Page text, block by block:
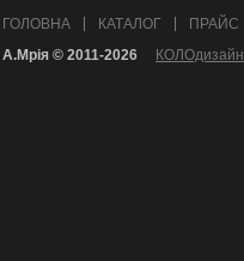
ГОЛОВНА КАТАЛОГ ПРАЙС
А.Mрія © 2011-2026 КОЛОдизайн